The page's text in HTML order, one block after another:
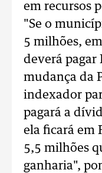
em recursos
"Se o
5 milhões,
deverá pagar
mudança da
indexador
pagará a
ela ficará em
5,5 milhões
ganharia",